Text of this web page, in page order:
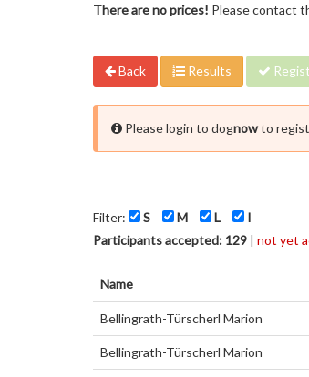
There are no prices! Please contact
Back Results
Please login to dognowto
Filter: S M L
I
Participants accepted: 129 | not yet
Name
Bellingrath-Türscherl Marion
Bellingrath-Türscherl Marion